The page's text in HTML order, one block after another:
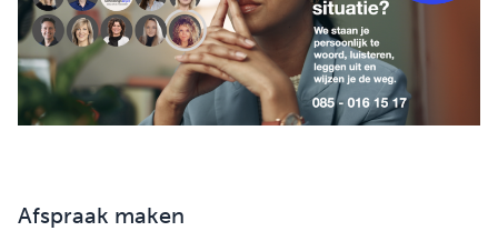
Afspraak maken